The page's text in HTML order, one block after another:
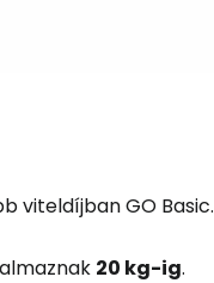
viteldíjbanGO Basic.
20 kg-ig.